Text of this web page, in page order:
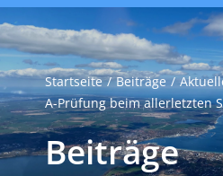
Startseite Beiträge
A-Prüfung beim allerletzten
Beiträge